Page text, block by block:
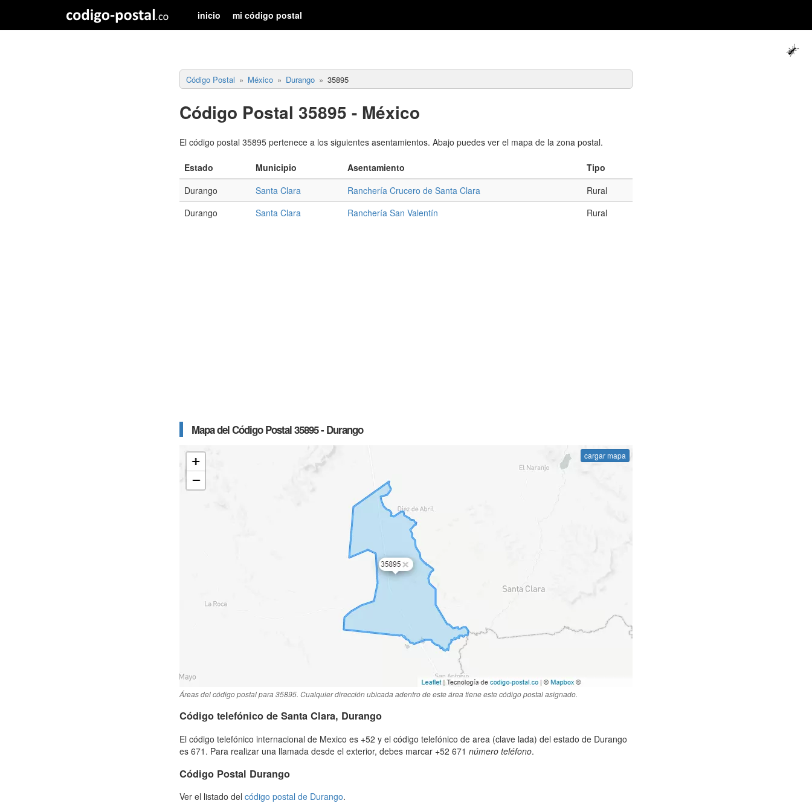
inicio mi código postal
Código Postal México Durango 35895
Código Postal 35895 - México
El código postal 35895 pertenece a los siguientes asentamientos. Abajo puedes ver el mapa de la zona postal.
Estado Municipio Asentamiento
Tipo
Durango
Santa Clara Ranchería Crucero de Santa Clara
Rural
Durango
Santa Clara Ranchería San Valentín Rural
Mapa del Código Postal 35895 - Durango
cargar mapa
Áreas del código postal para 35895. Cualquier dirección ubicada adentro de este área tiene este código postal asignado.
Código telefónico de Santa Clara, Durango
El código telefónico internacional de Mexico es +52 y el código telefónico de area (clave lada) del estado de Durango
es 671. Para realizar una llamada desde el exterior, debes marcar +52 671 número teléfono.
Código Postal Durango
Ver el listado del código postal de Durango.